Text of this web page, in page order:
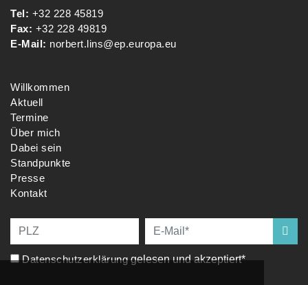
Tel: +32 228 45819
Fax: +32 228 49819
E-Mail: norbert.lins@ep.europa.eu
Willkommen
Aktuell
Termine
Über mich
Dabei sein
Standpunkte
Presse
Kontakt
Datenschutzerklärunggelesen und akzeptiert*